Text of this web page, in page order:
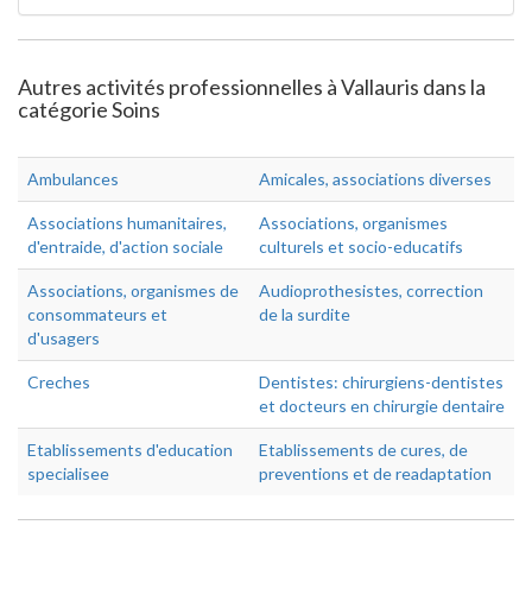
Autres activités professionnelles à Vallauris dans la
catégorie Soins
Ambulances Amicales, associations diverses
Associations humanitaires,
d'entraide, d'action sociale
Associations, organismes
culturels et socio-educatifs
Associations, organismes de
consommateurs et
d'usagers
Audioprothesistes, correction
de la surdite
Creches
Dentistes: chirurgiens-dentistes
et docteurs en chirurgie dentaire
Etablissements d'education
specialisee
Etablissements de cures, de
preventions et de readaptation